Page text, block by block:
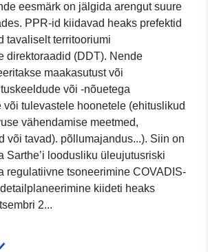
eesmärk on jälgida arengut suure
PPR-id kiidavad heaks prefektid
tavaliselt territooriumi
direktoraadid (DDT). Nende
maakasutust või
või -nõuetega
tulevastele hoonetele (ehituslikud
vähendamise meetmed,
või tavad). põllumajandus...). Siin on
Sarthe’i loodusliku üleujutusriski
regulatiivne tsoneerimine COVADIS-
kiideti heaks
2...